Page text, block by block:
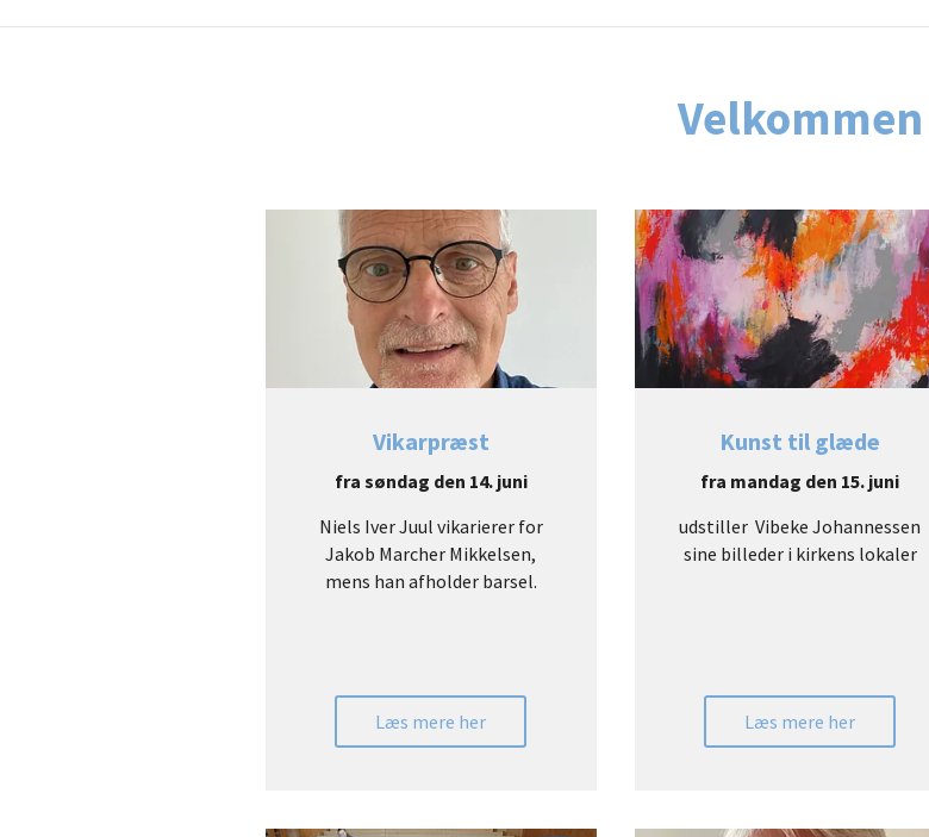
Velkommen
Vikarpræst
fra søndag den 14. juni
Niels Iver Juul vikarierer for
Jakob Marcher Mikkelsen,
mens han afholder barsel.
Læs mere her
Kunst til glæde
fra mandag den 15. juni
udstiller Vibeke Johannessen
sine billeder i kirkens lokaler
Læs mere her